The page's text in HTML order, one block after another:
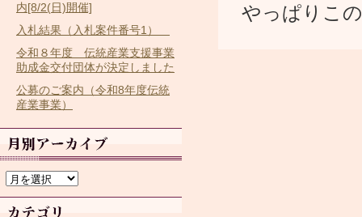
やっぱりこ
内[8/2(日)開催]
入札結果（入札案件番号1）
令和８年度 伝統産業支援事業
助成金交付団体が決定しました
公募のご案内（令和8年度伝統
産業事業）
ー
カ
イ